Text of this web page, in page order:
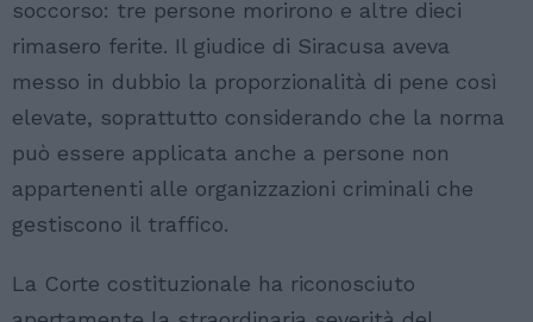
soccorso: tre persone morirono e altre dieci
rimasero ferite. Il giudice di Siracusa aveva
messo in dubbio la proporzionalità di pene così
elevate, soprattutto considerando che la norma
può essere applicata anche a persone non
appartenenti alle organizzazioni criminali che
gestiscono il traffico.
La Corte costituzionale ha riconosciuto